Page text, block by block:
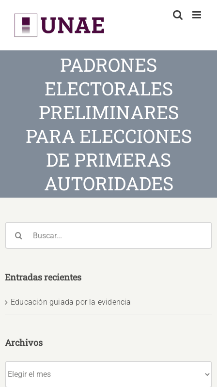
content
PADRONES
ELECTORALES
PRELIMINARES
PARA ELECCIONES
DE PRIMERAS
AUTORIDADES
Entradas recientes
Educación guiada por la evidencia
Archivos